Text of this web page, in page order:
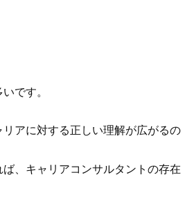
です。
アに対する正しい理解が広がるの
、キャリアコンサルタントの存在